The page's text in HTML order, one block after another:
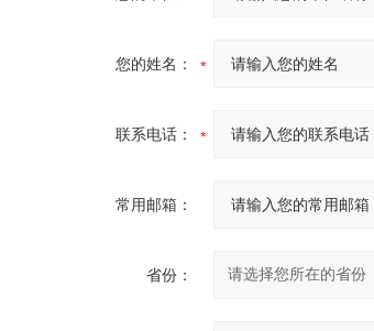
您的姓名：
联系电话：
常用邮箱：
省份：